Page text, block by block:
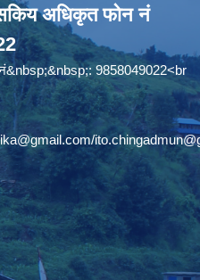
अधिकृत फोन नं
नं&nbsp;&nbsp;: 9858049022<br
/